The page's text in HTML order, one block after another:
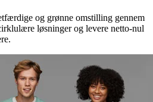
og grønne omstilling gennem
løsninger og levere netto-nul